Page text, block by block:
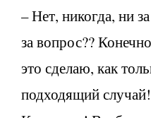
– Нет, никогда, ни
за вопрос??
это сделаю, как
подходящий